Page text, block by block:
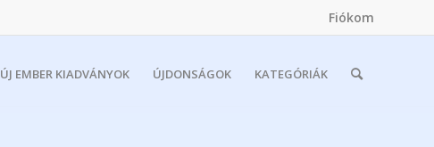
Fiókom
ÚJ EMBER KIADVÁNYOK ÚJDONSÁGOK KATEGÓRIÁK